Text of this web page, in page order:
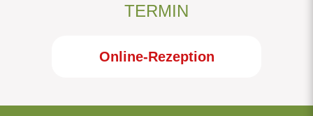
TERMIN
Online-Rezeption